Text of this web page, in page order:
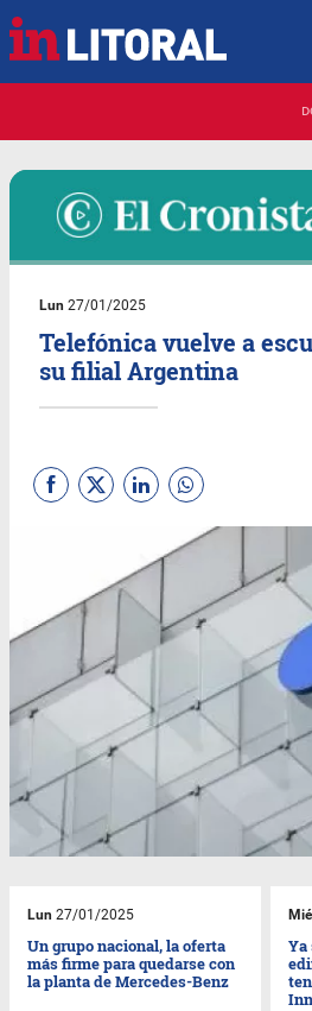
Lun 27/01/2025
Telefónica vuelve a
su filial Argentina
Lun 27/01/2025
Un grupo nacional, la oferta
más firme para quedarse con
la planta de Mercedes-Benz
Mié
Ya